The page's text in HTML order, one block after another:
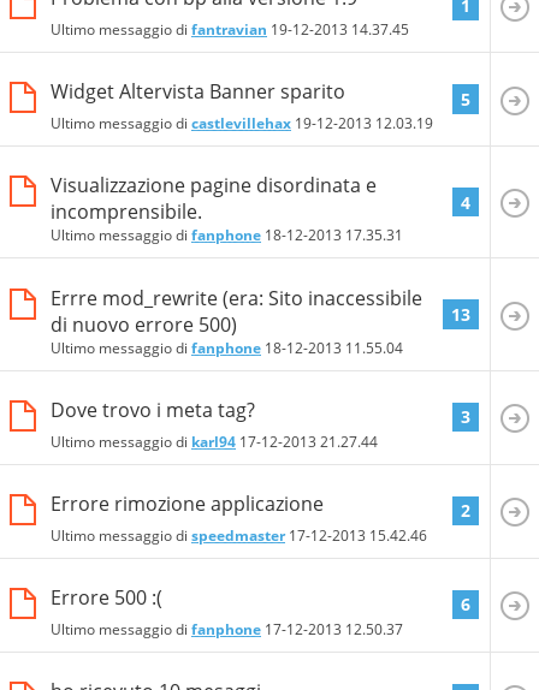
Ultimo messaggio di fantravian 19-12-2013 14.37.45
1
Widget Altervista Banner sparito
Ultimo messaggio di castlevillehax 19-12-2013 12.03.19
5
Visualizzazione pagine disordinata e
incomprensibile.
Ultimo messaggio di fanphone 18-12-2013 17.35.31
4
Errre mod_rewrite (era: Sito inaccessibile
di nuovo errore 500)
Ultimo messaggio di fanphone 18-12-2013 11.55.04
13
Dove trovo i meta tag?
Ultimo messaggio di karl94 17-12-2013 21.27.44
3
Errore rimozione applicazione
Ultimo messaggio di speedmaster17-12-2013 15.42.46
2
Errore 500 :(
Ultimo messaggio di fanphone 17-12-2013 12.50.37
6